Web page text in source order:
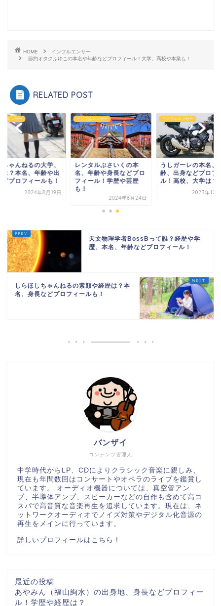
HOME
インフルエンサー
節約オタクふゆこの本名や年齢などプロフィール！大学、高校や本業も！
RELATED POST
ルエンサー
ちゃんねるの大学、
は？本名、年齢や出
どプロフィールも！
2024年8月19日
インフルエンサー
レンタルぶさいくの本
名、年齢や身長などプロ
フィール！学歴や芸歴
も！
2024年6月24日
インフルエンサー
うしガーレの本名、
齢、出身などプロフ
ル！高校、大学は？
2023年12
天文物理学者BossBって誰？経歴や学
歴、本名、年齢などプロフィール！
しらほしちゃんねるの素顔や経歴は？本
名、身長などプロフィールも！
コンテンツ管理人
バンザイ
中学時代からLP、CDによりクラシック音楽に親しみ、
現在も年間数回はコンサートやオペラのライブを鑑賞し
ています。 オーディオ機器については、真空管アン
プ、半導体アンプ、スピーカーなどの自作も含めて高コ
スパで高音質な音楽再生を追求しています。現在は、ネ
ットワークオーディオでノイズ対策やデジタル化音源の
再生をメインに行っています。
詳しいプロフィールはこちら！
最近の投稿
あやみん（福山絢水）の出身地、身長などプロフィー
ル！学歴や経歴は？